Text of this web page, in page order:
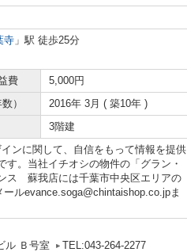
寺 」駅 徒歩25分
費
5,000円
）
2016年 3月 ( 築10年 )
3階建
ンに関して、自信をもって情報を提供
。当社イチオシの物件の「グラン・
ス 蘇我店には千葉市中央区エリアの
ルevance.soga@chintaishop.co.jpま
ル Ｂ号室
TEL:043-264-2277